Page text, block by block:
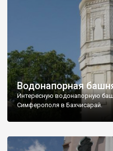
Водонапорная
Интересную водонапорную
Симферополя в Бахчисарай.